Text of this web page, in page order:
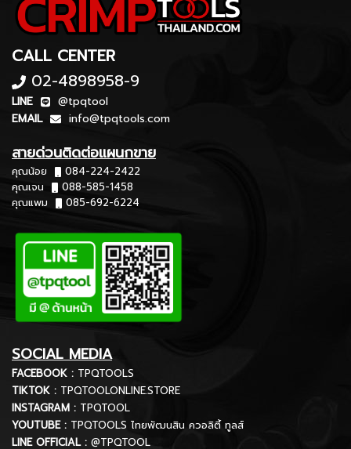
CALL CENTER
02-4898958-9
LINE
@tpqtool
EMAIL
info@tpqtools.com
สายด่วนติดต่อแผนกขาย
คุณน้อย
084-224-2422
คุณเจน
088-585-1458
คุณแพม
085-692-6224
SOCIAL MEDIA
FACEBOOK : TPQTOOLS
TIKTOK : TPQTOOLONLINE.STORE
INSTAGRAM : TPQTOOL
YOUTUBE : TPQTOOLS ไทยพัฒนสิน ควอลิตี้ ทูลส์
LINE OFFICIAL : @TPQTOOL